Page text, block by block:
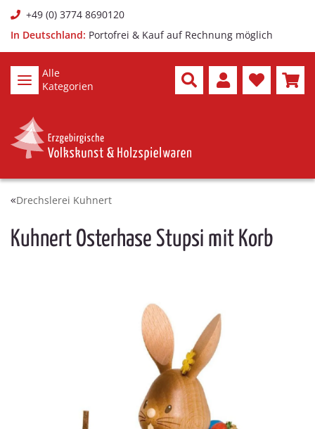
+49 (0) 3774 8690120
In Deutschland: Portofrei & Kauf auf Rechnung möglich
Alle
Kategorien
Drechslerei Kuhnert
Kuhnert Osterhase Stupsi mit Korb